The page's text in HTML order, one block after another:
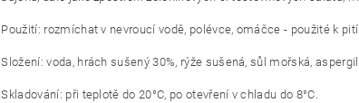
Použití: rozmíchat v nevroucí vodě, polévce, omáčce - použité k
Složení: voda, hrách sušený 30%, rýže sušená, sůl mořská,
Skladování: při teplotě do 20°C, po otevření v chladu do 8°C.